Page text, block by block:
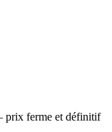
prix ferme et définitif